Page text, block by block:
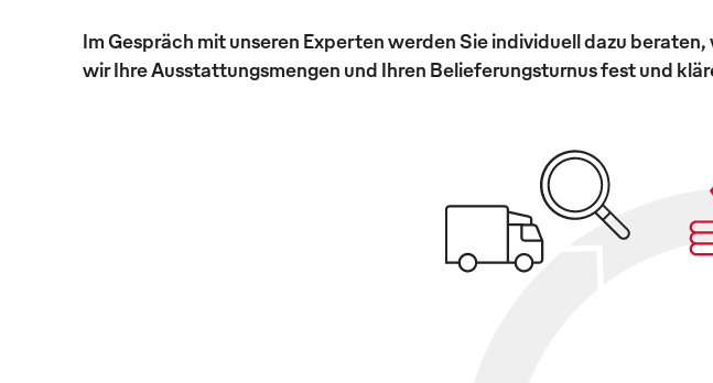
Im Gespräch mit unseren Experten werden Sie individuell dazu
wir Ihre Ausstattungsmengen und Ihren Belieferungsturnus fest und